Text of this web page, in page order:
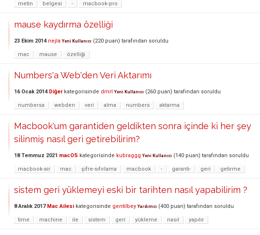
metin belgesi - macbook-pro
mause kaydırma özelliği
23 Ekim 2014 nejla Yeni Kullanıcı (220 puan) tarafından soruldu
mac mause özelliği
Numbers'a Web'den Veri Aktarımı
16 Ocak 2014 Diğerkategorisinde dmrl Yeni Kullanıcı (260 puan) tarafından soruldu
numbersa webden veri alma numbers aktarma
Macbook'um garantiden geldikten sonra içinde ki her şey
silinmiş nasıl geri getirebilirim?
18 Temmuz 2021 macOS kategorisinde kubraggg Yeni Kullanıcı (140 puan) tarafından soruldu
macbook-air mac şifre-sıfırlama macbook - garanti- geri getirme
sistem geri yüklemeyi eski bir tarihten nasıl yapabilirim ?
8 Aralık 2017 Mac Ailesi kategorisinde gentilbey Yardımcı (400 puan) tarafından soruldu
time machine ile sistem geri yükleme nasıl yapılır